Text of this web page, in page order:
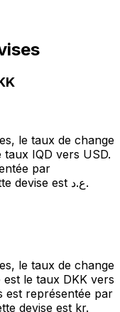
le taux de change
IQD vers USD.
par
l'abréviation IQD. Le symbole de cette devise est ع.د.
le taux de change
le taux DKK vers
est représentée par
devise est kr.